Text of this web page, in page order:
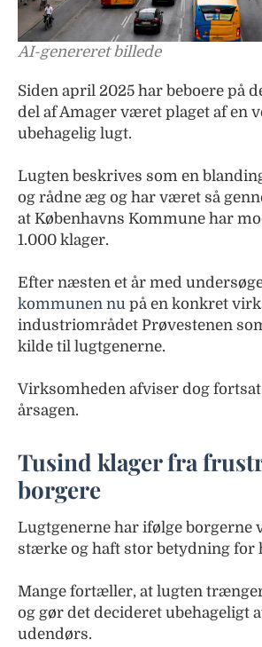
AI-genereret billede
Siden april 2025 har beboere på
del af Amager været plaget af en
ubehagelig lugt.
Lugten beskrives som en
og rådne æg og har været så
at Københavns Kommune har
1.000 klager.
Efter næsten et år med
kommunen nu på en konkret
industriområdet Prøvestenen
kilde til lugtgenerne.
Virksomheden afviser dog
årsagen.
Tusind klager fra
borgere
Lugtgenerne har ifølge borgerne
stærke og haft stor betydning for
Mange fortæller, at lugten
og gør det decideret ubehageligt
udendørs.